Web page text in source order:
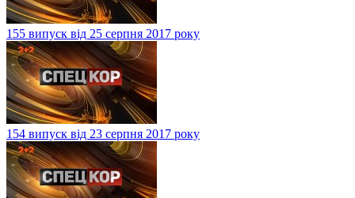
155 випуск від 25 серпня 2017 року
154 випуск від 23 серпня 2017 року